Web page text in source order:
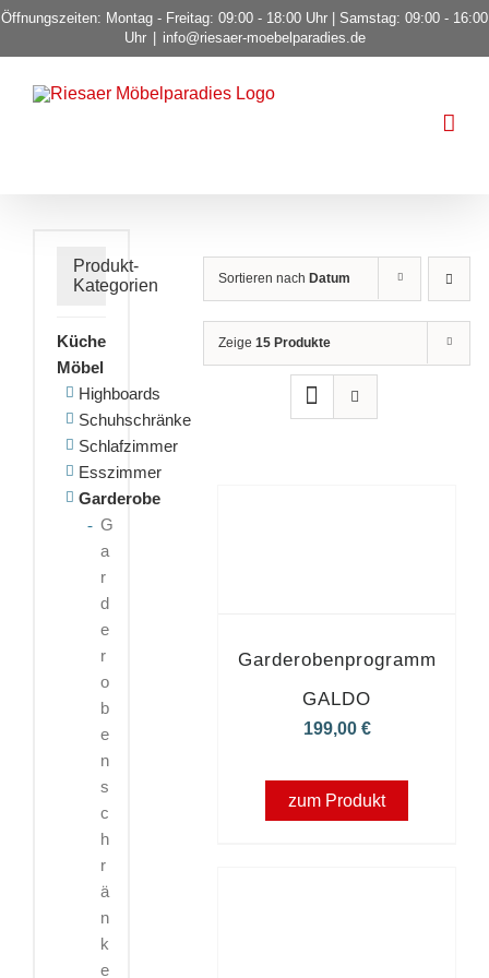
Zum
Öffnungszeiten: Montag - Freitag: 09:00 - 18:00 Uhr | Samstag: 09:00 - 16:00
Uhr
info@riesaer-moebelparadies.de
Sortieren nach Datum
Zeige15 Produkte
Garderobenprogramm
GALDO
199,00 €
zum Produkt
Produkt-
Kategorien
Küche
Möbel
Highboards
Schuhschränke
Schlafzimmer
Esszimmer
Garderobe
G
a
r
d
e
r
o
b
e
n
s
c
h
r
ä
n
k
e